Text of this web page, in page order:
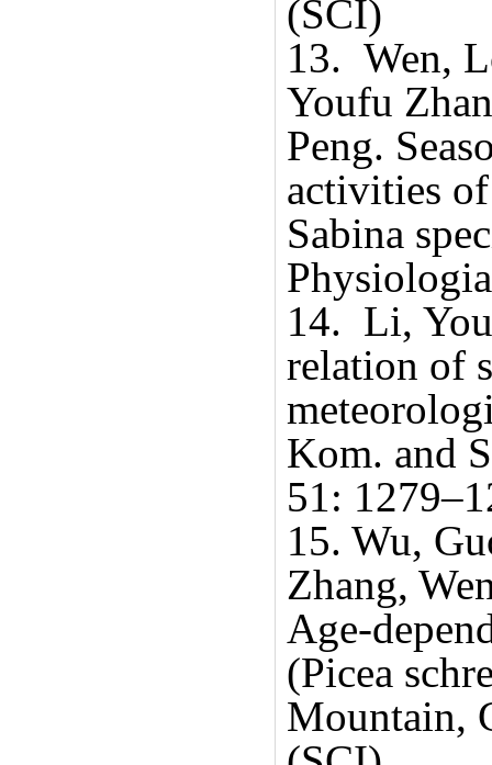
(SCI)
13. Wen,
Youfu
Peng.
activities
Sabina
14. Li,
relation of
Kom. and
51:
15. Wu,
Zhang,
Age-
(Picea
Mountain,